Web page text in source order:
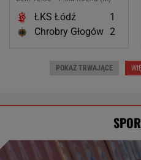
ŁKS Łódź
1
Chrobry Głogów 2
POKAŻ TRWAJĄCE